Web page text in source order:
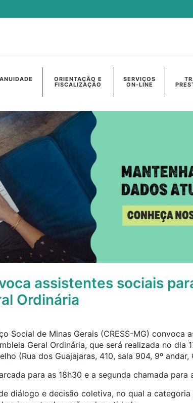
ANUIDADE ORIENTAÇÃO E
FISCALIZAÇÃO
SERVIÇOS
ON-LINE
assistentes sociais
Ordinária
Social de Minas Gerais (CRESS-MG) convoca
Geral Ordinária, que será realizada no dia
(Rua dos Guajajaras, 410, sala 904, 9º
para as 18h30 e a segunda chamada para
diálogo e decisão coletiva, no qual a